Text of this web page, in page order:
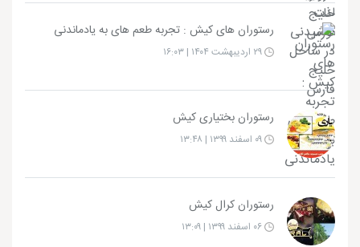
رستوران های کیش : تجربه طعم های به یادماندنی
رستوران بختیاری کیش
رستوران کرال کیش